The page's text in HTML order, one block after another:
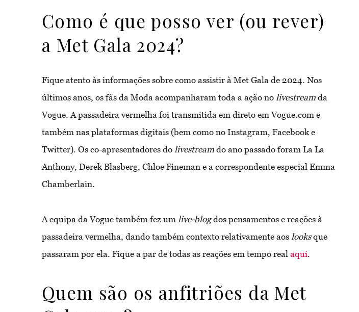
Como é que posso ver (ou rever)
a Met Gala 2024?
Fique atento às informações sobre como assistir à Met Gala de 2024. Nos
últimos anos, os fãs da Moda acompanharam toda a ação no livestream da
Vogue. A passadeira vermelha foi transmitida em direto em Vogue.com e
também nas plataformas digitais (bem como no Instagram, Facebook e
Twitter). Os co-apresentadores do livestream do ano passado foram La La
Anthony, Derek Blasberg, Chloe Fineman e a correspondente especial Emma
Chamberlain.
A equipa da Vogue também fez um live-blogdos pensamentos e reações à
passadeira vermelha, dando também contexto relativamente aos looksque
passaram por ela. Fique a par de todas as reações em tempo real aqui.
Quem são os anfitriões da Met